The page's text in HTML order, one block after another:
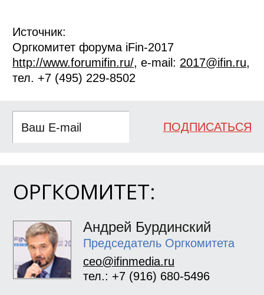
ОРГКОМИТЕТ:
Андрей Бурдинский
Председатель Оргкомитета
ceo@ifinmedia.ru
тел.: +7 (916) 680-5496
Источник:
Оргкомитет форума iFin-2017
http://www.forumifin.ru/, e-mail: 2017@ifin.ru,
тел. +7 (495) 229-8502
ПОДПИСАТЬСЯ